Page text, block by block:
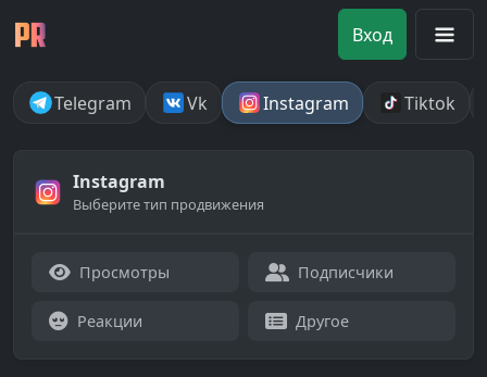
Вход
Telegram Vk Instagram Tiktok
Instagram
Выберите тип продвижения
Просмотры Подписчики
Реакции Другое